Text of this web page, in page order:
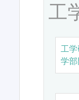
工
工
学部